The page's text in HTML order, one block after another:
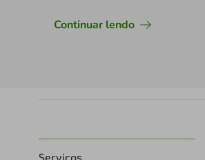
Continuar lendo
Serviços